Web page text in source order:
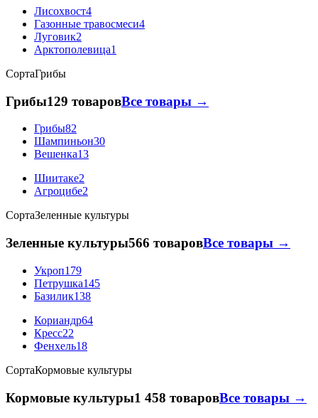
Лисохвост4
Газонные травосмеси4
Луговик2
Арктополевица1
СортаГрибы
Грибы129 товаровВсе товары →
Грибы82
Шампиньон30
Вешенка13
Шиитаке2
Агроцибе2
СортаЗеленные культуры
Зеленные культуры566 товаровВсе товары →
Укроп179
Петрушка145
Базилик138
Кориандр64
Кресс22
Фенхель18
СортаКормовые культуры
Кормовые культуры1 458 товаровВсе товары →